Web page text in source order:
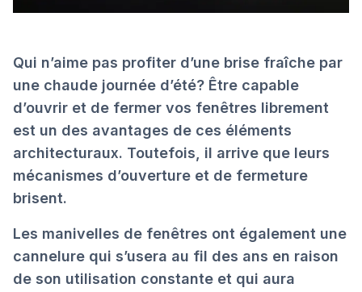
Qui n’aime pas profiter d’une brise fraîche par
une chaude journée d’été? Être capable
d’ouvrir et de fermer vos fenêtres librement
est un des avantages de ces éléments
architecturaux. Toutefois, il arrive que leurs
mécanismes d’ouverture et de fermeture
brisent.
Les manivelles de fenêtres ont également une
cannelure qui s’usera au fil des ans en raison
de son utilisation constante et qui aura